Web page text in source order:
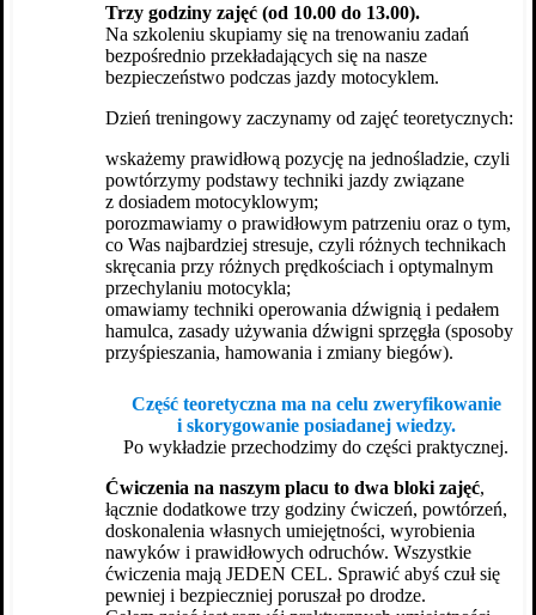
Trzy godziny zajęć (od 10.00 do 13.00).
Na szkoleniu skupiamy się na trenowaniu zadań
bezpośrednio przekładających się na nasze
bezpieczeństwo podczas jazdy motocyklem.
Dzień treningowy zaczynamy od zajęć teoretycznych:
wskażemy prawidłową pozycję na jednośladzie, czyli
powtórzymy podstawy techniki jazdy związane
z dosiadem motocyklowym;
porozmawiamy o prawidłowym patrzeniu oraz o tym,
co Was najbardziej stresuje, czyli różnych technikach
skręcania przy różnych prędkościach i optymalnym
przechylaniu motocykla;
omawiamy techniki operowania dźwignią i pedałem
hamulca, zasady używania dźwigni sprzęgła (sposoby
przyśpieszania, hamowania i zmiany biegów).
Część teoretyczna ma na celu zweryfikowanie
i skorygowanie posiadanej wiedzy.
Po wykładzie przechodzimy do części praktycznej.
Ćwiczenia na naszym placu to dwa bloki zajęć,
łącznie dodatkowe trzy godziny ćwiczeń, powtórzeń,
doskonalenia własnych umiejętności, wyrobienia
nawyków i prawidłowych odruchów. Wszystkie
ćwiczenia mają JEDEN CEL. Sprawić abyś czuł się
pewniej i bezpieczniej poruszał po drodze.